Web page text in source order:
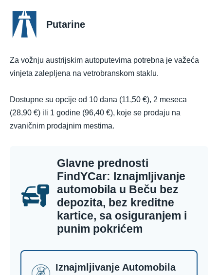
Putarine
Za vožnju austrijskim autoputevima potrebna je važeća
vinjeta zalepljena na vetrobranskom staklu.
Dostupne su opcije od 10 dana (11,50 €), 2 meseca
(28,90 €) ili 1 godine (96,40 €), koje se prodaju na
zvaničnim prodajnim mestima.
Glavne prednosti
FindYCar: Iznajmljivanje
automobila u Beču bez
depozita, bez kreditne
kartice, sa osiguranjem i
punim pokrićem
Iznajmljivanje Automobila